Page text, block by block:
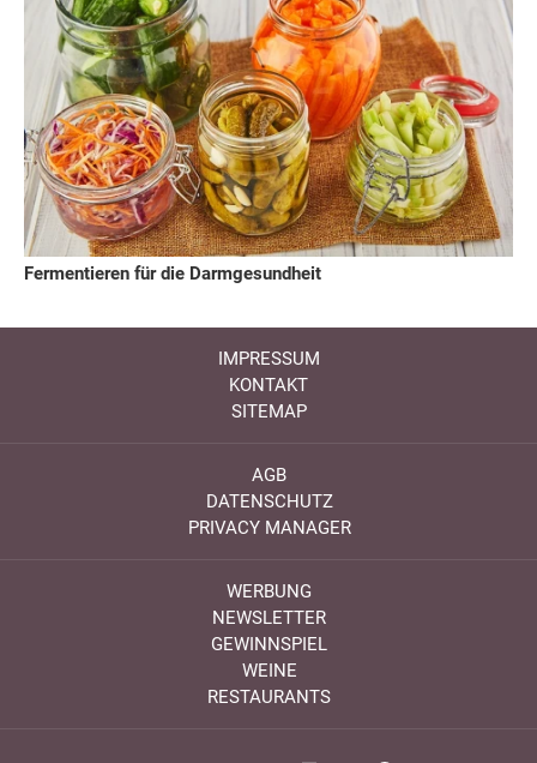
Fermentieren für die Darmgesundheit
IMPRESSUM
KONTAKT
SITEMAP
AGB
DATENSCHUTZ
PRIVACY MANAGER
WERBUNG
NEWSLETTER
GEWINNSPIEL
WEINE
RESTAURANTS